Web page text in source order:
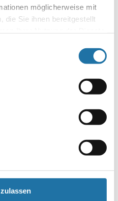
möglicherweise mit
die Sie ihnen bereitgestellt